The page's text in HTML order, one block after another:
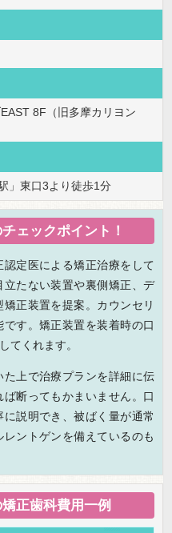
8F（旧多摩カリヨン
」東口3より徒歩1分
ェックポイント！
定医による矯正治療をして
たない装置や裏側矯正、デ
正装置を提案。カウンセリ
す。矯正装置を装着時の口
てくれます。
上で治療プランを詳細に伝
断ってもかまいません。口
説明でき、被ばく量が通常
ントゲンを備えているのも
正歯科費用一例